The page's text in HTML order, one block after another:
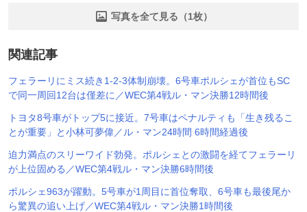
写真を全て見る（1枚）
関連記事
フェラーリにミス続き1-2-3体制崩壊。6号車ポルシェが首位もSC
で同一周回12台は僅差に／WEC第4戦ル・マン決勝12時間後
トヨタ8号車がトップ5に接近。7号車はペナルティも「生き残るこ
とが重要」と小林可夢偉／ル・マン24時間 6時間経過後
迫力満点のスリーワイド勃発。ポルシェとの激闘を経てフェラーリ
が上位固める／WEC第4戦ル・マン決勝6時間後
ポルシェ963が躍動。5号車が1周目に首位奪取、6号車も最後尾か
ら驚異の追い上げ／WEC第4戦ル・マン決勝1時間後